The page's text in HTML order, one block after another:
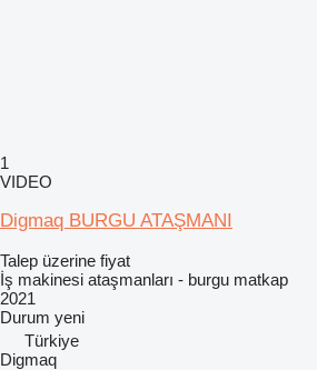
1
VIDEO
Digmaq BURGU ATAŞMANI
Talep üzerine fiyat
İş makinesi ataşmanları - burgu matkap
2021
Durum yeni
Türkiye
Digmaq